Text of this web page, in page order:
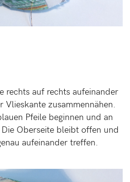
rechts auf rechts aufeinander
zusammennähen.
Pfeile beginnen und an
Oberseite bleibt offen und
aufeinander treffen.